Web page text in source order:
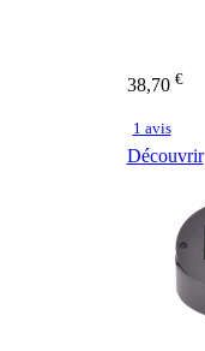
38,70 €
1 avis
Découvrir